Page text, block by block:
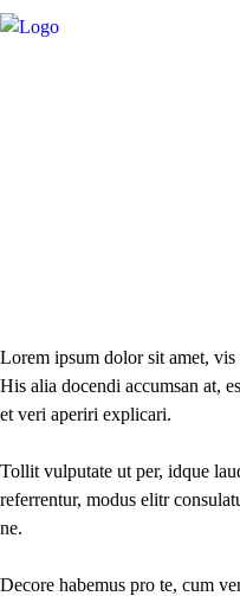
Lorem ipsum dolor sit amet,
His alia docendi accumsan at,
et veri aperiri explicari.
Tollit vulputate ut per, idque
referrentur, modus elitr
ne.
Decore habemus pro te, cum